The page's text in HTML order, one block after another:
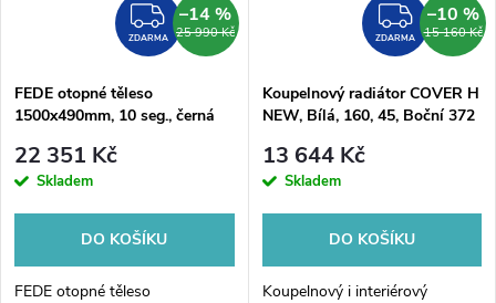
ZDARMA
ZDARMA 25 990 Kč
–14 %
FEDE otopné těleso
1500x490mm, 10 seg., černá
22 351 Kč
Skladem
DO KOŠÍKU
FEDE otopné těleso
ZDARMA 15 160 Kč
–10 %
Koupelnový radiátor COVER H
NEW, Bílá, 160, 45, Boční 372
13 644 Kč
Skladem
DO KOŠÍKU
Koupelnový i interiérový